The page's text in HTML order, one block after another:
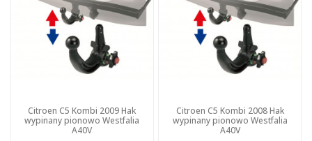
Citroen C5 Kombi 2009 Hak
wypinany pionowo Westfalia
A40V
Citroen C5 Kombi 2008 Hak
wypinany pionowo Westfalia
A40V